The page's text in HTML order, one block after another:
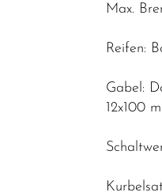
Max.
Reifen:
Gabel:
12x100